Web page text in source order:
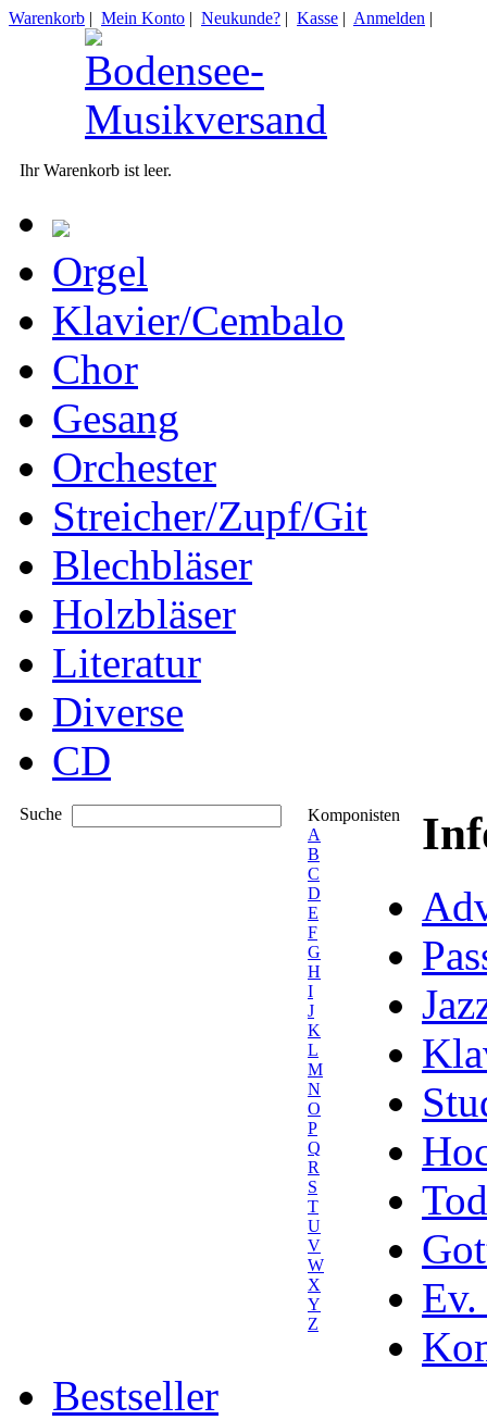
Warenkorb | Mein Konto | Neukunde? | Kasse | Anmelden |
Ihr Warenkorb ist leer.
Orgel
Klavier/Cembalo
Chor
Gesang
Orchester
Streicher/Zupf/Git
Blechbläser
Holzbläser
Literatur
Diverse
CD
Suche
Komponisten
A
B
C
D
E
F
G
H
I
J
K
L
M
N
O
P
Q
R
S
T
U
V
W
X
Y
Z
Ev.
Bestseller